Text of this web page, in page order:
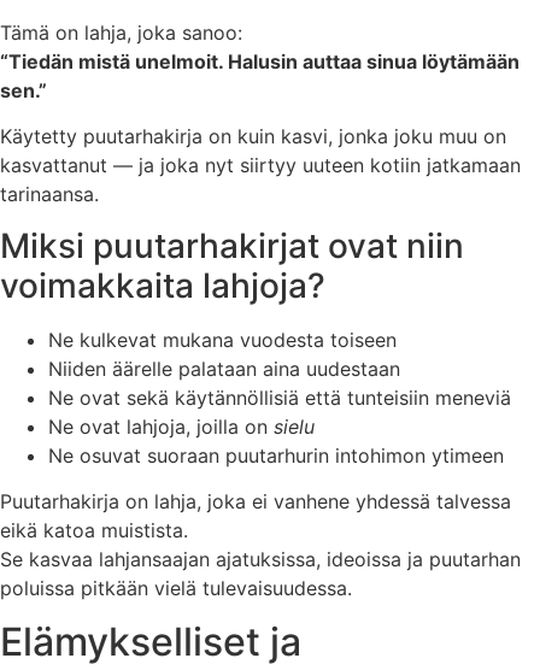
Tämä on lahja, joka sanoo:
“Tiedän mistä unelmoit. Halusin auttaa sinua löytämään
sen.”
Käytetty puutarhakirja on kuin kasvi, jonka joku muu on
kasvattanut — ja joka nyt siirtyy uuteen kotiin jatkamaan
tarinaansa.
Miksi puutarhakirjat ovat niin
voimakkaita lahjoja?
Ne kulkevat mukana vuodesta toiseen
Niiden äärelle palataan aina uudestaan
Ne ovat sekä käytännöllisiä että tunteisiin meneviä
Ne ovat lahjoja, joilla on sielu
Ne osuvat suoraan puutarhurin intohimon ytimeen
Puutarhakirja on lahja, joka ei vanhene yhdessä talvessa
eikä katoa muistista.
Se kasvaa lahjansaajan ajatuksissa, ideoissa ja puutarhan
poluissa pitkään vielä tulevaisuudessa.
Elämykselliset ja